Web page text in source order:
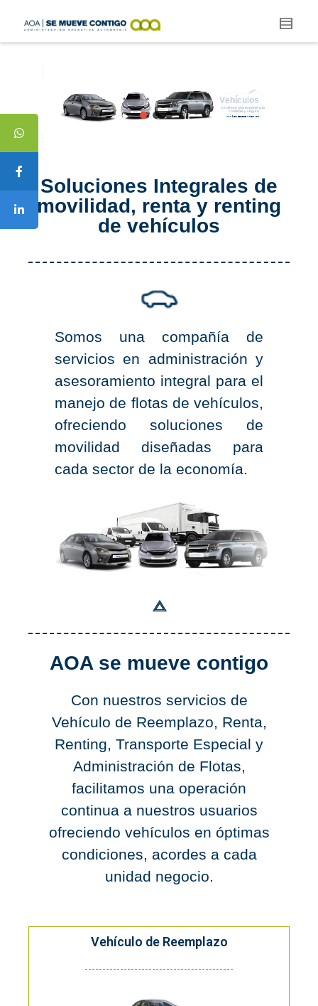
ota
Ve hículos
Le ofrece una experiencia
confiable y segura
Soluciones Integrales de
movilidad, renta y renting
de vehículos
Somos una compañía de
servicios en administración y
asesoramiento integral para el
manejo de flotas de vehículos,
ofreciendo soluciones de
movilidad diseñadas para
cada sector de la economía.
AOA se mueve contigo
Con nuestros servicios de
Vehículo de Reemplazo, Renta,
Renting, Transporte Especial y
Administración de Flotas,
facilitamos una operación
continua a nuestros usuarios
ofreciendo vehículos en óptimas
condiciones, acordes a cada
unidad negocio.
Vehículo de Reemplazo